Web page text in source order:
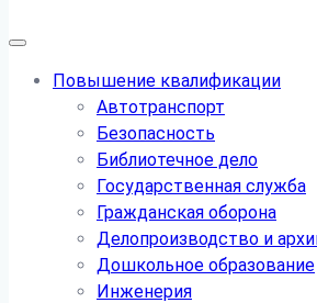
Повышение квалификации
Автотранспорт
Безопасность
Библиотечное дело
Государственная служба
Гражданская оборона
Делопроизводство и
Дошкольное образование
Инженерия